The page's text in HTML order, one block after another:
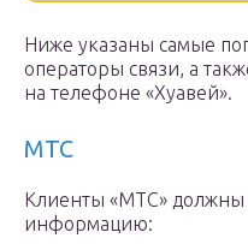
Ниже указаны самые
операторы связи, а
на телефоне «Хуавей».
МТС
Клиенты «МТС»
информацию: